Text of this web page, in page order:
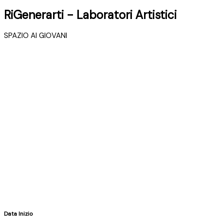
RiGenerarti - Laboratori Artistici
SPAZIO AI GIOVANI
Data Inizio